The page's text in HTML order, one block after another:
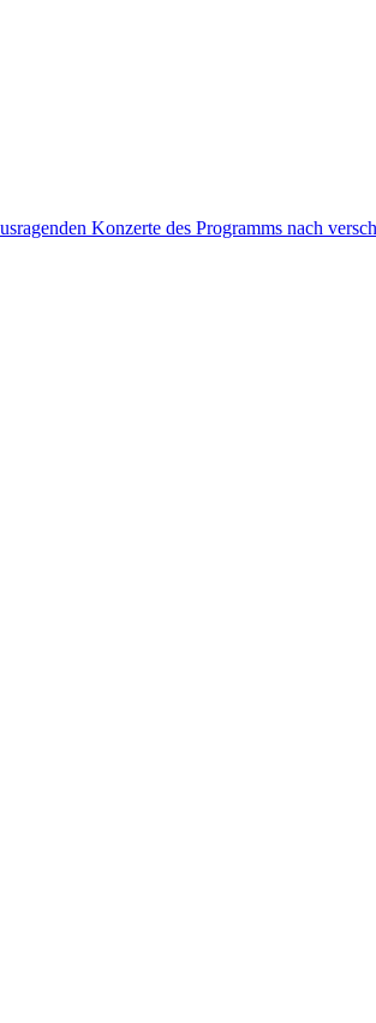
Konzerte des Programms nach